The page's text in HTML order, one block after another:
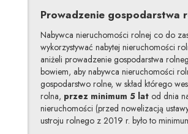
Prowadzenie gospodarstwa
Nabywca nieruchomości rolnej co do
wykorzystywać nabytej nieruchomości
aniżeli prowadzenie gospodarstwa
bowiem, aby nabywca nieruchomości
gospodarstwo rolne, w skład którego
rolna, przez minimum 5 latod dnia
nieruchomości (przed nowelizacją
ustroju rolnego z 2019 r. było to